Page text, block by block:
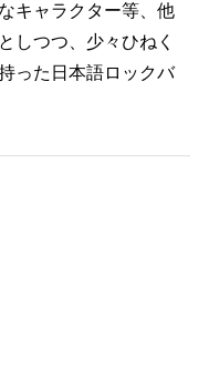
キャラクター等、他
しつつ、少々ひねく
った日本語ロックバ